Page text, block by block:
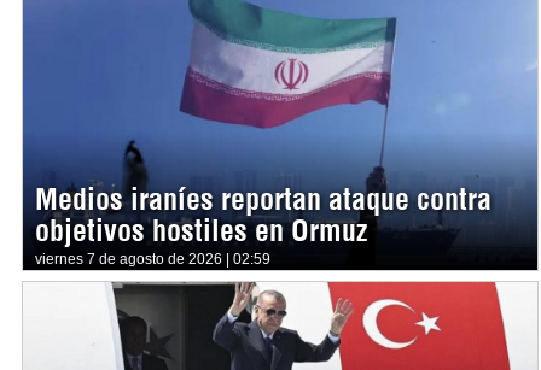
Medios iraníes reportan ataque contra
objetivos hostiles en Ormuz
viernes 7 de agosto de 2026 | 02:59